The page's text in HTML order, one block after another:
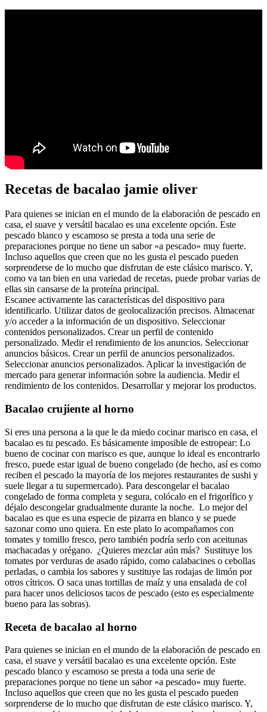
Recetas de bacalao jamie oliver
Para quienes se inician en el mundo de la elaboración de pescado en
casa, el suave y versátil bacalao es una excelente opción. Este
pescado blanco y escamoso se presta a toda una serie de
preparaciones porque no tiene un sabor «a pescado» muy fuerte.
Incluso aquellos que creen que no les gusta el pescado pueden
sorprenderse de lo mucho que disfrutan de este clásico marisco. Y,
como va tan bien en una variedad de recetas, puede probar varias de
ellas sin cansarse de la proteína principal.
Escanee activamente las características del dispositivo para
identificarlo. Utilizar datos de geolocalización precisos. Almacenar
y/o acceder a la información de un dispositivo. Seleccionar
contenidos personalizados. Crear un perfil de contenido
personalizado. Medir el rendimiento de los anuncios. Seleccionar
anuncios básicos. Crear un perfil de anuncios personalizados.
Seleccionar anuncios personalizados. Aplicar la investigación de
mercado para generar información sobre la audiencia. Medir el
rendimiento de los contenidos. Desarrollar y mejorar los productos.
Bacalao crujiente al horno
Si eres una persona a la que le da miedo cocinar marisco en casa, el
bacalao es tu pescado. Es básicamente imposible de estropear: Lo
bueno de cocinar con marisco es que, aunque lo ideal es encontrarlo
fresco, puede estar igual de bueno congelado (de hecho, así es como
reciben el pescado la mayoría de los mejores restaurantes de sushi y
suele llegar a tu supermercado). Para descongelar el bacalao
congelado de forma completa y segura, colócalo en el frigorífico y
déjalo descongelar gradualmente durante la noche. Lo mejor del
bacalao es que es una especie de pizarra en blanco y se puede
sazonar como uno quiera. En este plato lo acompañamos con
tomates y tomillo fresco, pero también podría serlo con aceitunas
machacadas y orégano. ¿Quieres mezclar aún más? Sustituye los
tomates por verduras de asado rápido, como calabacines o cebollas
perladas, o cambia los sabores y sustituye las rodajas de limón por
otros cítricos. O saca unas tortillas de maíz y una ensalada de col
para hacer unos deliciosos tacos de pescado (esto es especialmente
bueno para las sobras).
Receta de bacalao al horno
Para quienes se inician en el mundo de la elaboración de pescado en
casa, el suave y versátil bacalao es una excelente opción. Este
pescado blanco y escamoso se presta a toda una serie de
preparaciones porque no tiene un sabor «a pescado» muy fuerte.
Incluso aquellos que creen que no les gusta el pescado pueden
sorprenderse de lo mucho que disfrutan de este clásico marisco. Y,